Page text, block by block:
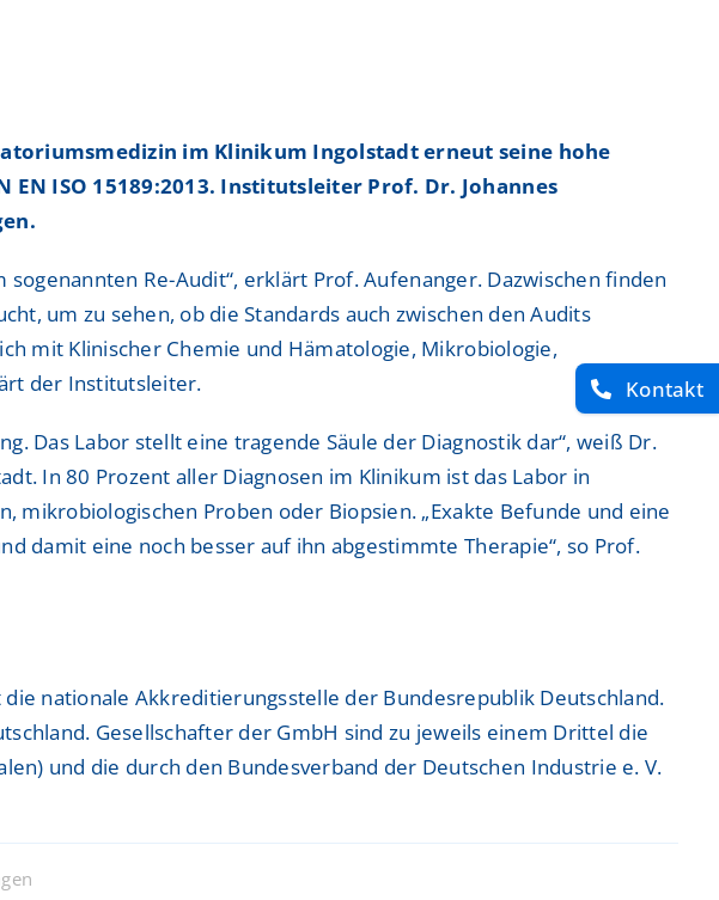
Kontakt
Zentrum
Zentrum
im Klinikum Ingolstadt erneut seine hohe
ISO 15189:2013. Institutsleiter Prof. Dr. Johannes
Re-Audit“, erklärt Prof. Aufenanger. Dazwischen finden
um zu sehen, ob die Standards auch zwischen den Audits
mit Klinischer Chemie und Hämatologie, Mikrobiologie,
der Institutsleiter.
Das Labor stellt eine tragende Säule der Diagnostik dar“, weiß Dr.
In 80 Prozent aller Diagnosen im Klinikum ist das Labor in
Proben oder Biopsien. „Exakte Befunde und eine
damit eine noch besser auf ihn abgestimmte Therapie“, so Prof.
nationale Akkreditierungsstelle der Bundesrepublik Deutschland.
Gesellschafter der GmbH sind zu jeweils einem Drittel die
und die durch den Bundesverband der Deutschen Industrie e. V.